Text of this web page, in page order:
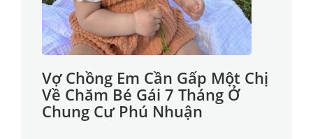
Vợ Chồng Em Cần Gấp Một Chị
Về Chăm Bé Gái 7 Tháng Ở
Chung Cư Phú Nhuận